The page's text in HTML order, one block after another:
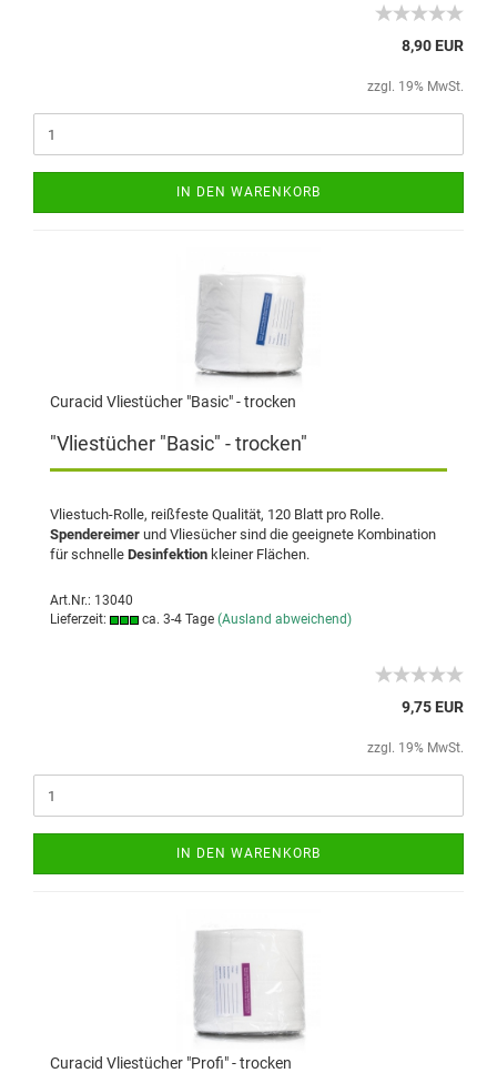
8,90 EUR
zzgl. 19% MwSt.
IN DEN WARENKORB
Curacid Vliestücher "Basic" - trocken
"Vliestücher "Basic" - trocken"
Vliestuch-Rolle, reißfeste Qualität, 120 Blatt pro Rolle.
Spendereimer und Vliesücher sind die geeignete Kombination
für schnelle Desinfektion kleiner Flächen.
Art.Nr.: 13040
Lieferzeit:
ca. 3-4 Tage (Ausland abweichend)
9,75 EUR
zzgl. 19% MwSt.
IN DEN WARENKORB
Curacid Vliestücher "Profi" - trocken